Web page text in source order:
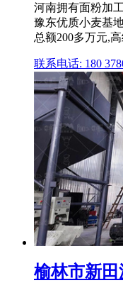
河南拥有面粉加
豫东优质小麦基
总额200多万元,
联系电话: 180
榆林市新田